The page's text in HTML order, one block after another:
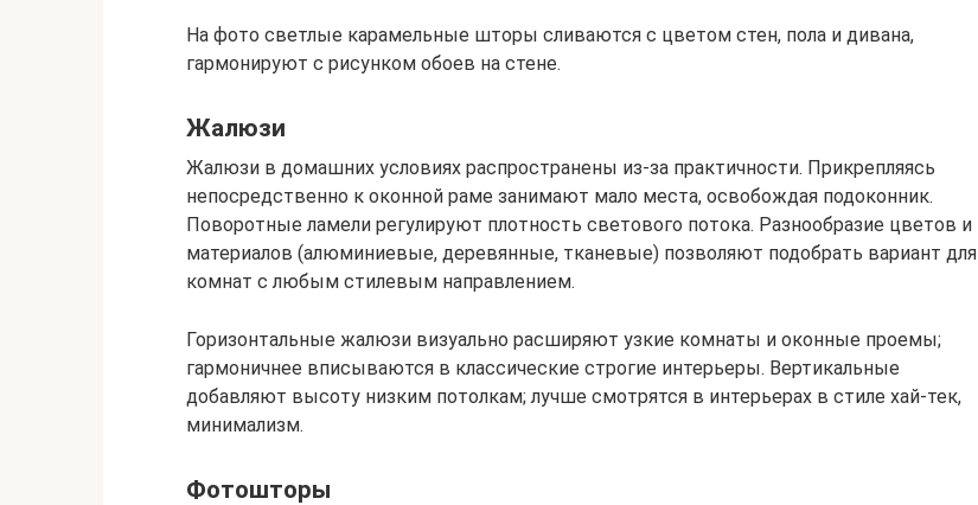
На фото светлые карамельные шторы сливаются с цветом стен, пола и дивана,
гармонируют с рисунком обоев на стене.
Жалюзи
Жалюзи в домашних условиях распространены из-за практичности. Прикрепляясь
непосредственно к оконной раме занимают мало места, освобождая подоконник.
Поворотные ламели регулируют плотность светового потока. Разнообразие цветов и
материалов (алюминиевые, деревянные, тканевые) позволяют подобрать вариант для
комнат с любым стилевым направлением.
Горизонтальные жалюзи визуально расширяют узкие комнаты и оконные проемы;
гармоничнее вписываются в классические строгие интерьеры. Вертикальные
добавляют высоту низким потолкам; лучше смотрятся в интерьерах в стиле хай-тек,
минимализм.
Фотошторы